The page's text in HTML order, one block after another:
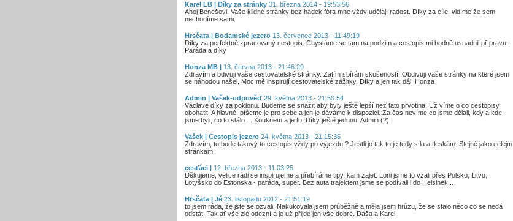
Karel LB | Díky za stránky 31. března 2014 - 19:53:56
Ahoj Benešovi, Vaše klidné stránky bez hádek fóra mne vždy udělají radost. Díky za cíle, vidíme že sem
nechodíme sami.
Hrsčata | Bodamské jezero 13. července 2013 - 11:49:19
Díky za perfektně zpracovaný cestopis. Chystáme se tam na podzim a cestopis mi hodně usnadnil přípravu.
Paráda a díky
Honza MB | 13. června 2013 - 21:46:29
Zdravím a bdivuji vaše cestovatelské stránky. Zatím sbírám skušeností. Obdivuji vaše stránky na které jsem
se náhodou našel. Moc mě inspirují cestovatelské zážitky. Díky a jen tak dál. Honza
Admin | Vašek-odpověď 29. května 2013 - 21:50:54
Václave díky za poklonu. Budeme se snažit aby byly ještě lepší než tato prvotina. Už víme o co cestopisy
obohatit. A hlavně, píšeme je pro sebe a jen je dáváme k dispozici. Za čas nevíme co jsme dělali, kdy a kde
jsme byli, co to stálo ... Kouknem a je to. Díky ještě jednou. Admin (?)
Vašek | Cestopis jezero 24. května 2013 - 21:15:36
Zdravím, to bude takový to cestopis vždy po výjezdu ? Jestli jo tak to je tedy síla a tleskám. Stejně jako celejm
stránkám.
cesťáci | 12. března 2013 - 11:03:25
Děkujeme, velice rádi se inspirujeme a přebíráme tipy, kam zajet. Loni jsme to vzali přes Polsko, Litvu,
Lotyšsko do Estonska - paráda, super. Bez auta trajektem jsme se podívali i do Helsinek...
Hrsčata | Jé 23. listopadu 2012 - 21:51:19
to jsem ráda, že jste se ozvali. Nakukovala jsem průběžně a měla jsem hrůzu, že se stalo něco co se nedá
odstát. Tak ať vše zlé odezní a je už přijde jen vše dobré. Dáša a Karel